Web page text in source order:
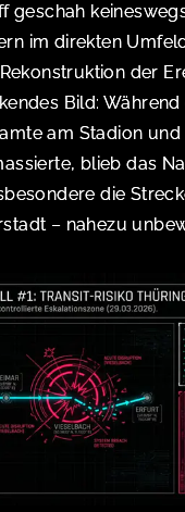
geschah
im direkten
der
Bild: Während
am Stadion und
blieb das
die
– nahezu